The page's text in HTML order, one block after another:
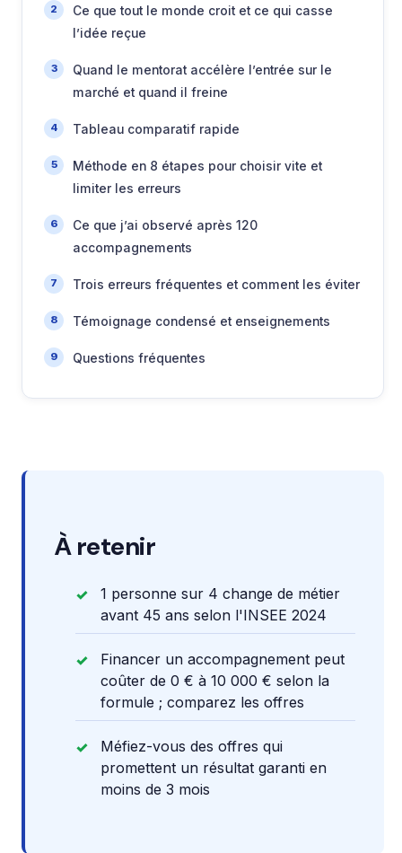
Ce que tout le monde croit et ce qui casse
l’idée reçue
Quand le mentorat accélère l’entrée sur le
marché et quand il freine
Tableau comparatif rapide
Méthode en 8 étapes pour choisir vite et
limiter les erreurs
Ce que j’ai observé après 120
accompagnements
Trois erreurs fréquentes et comment les éviter
Témoignage condensé et enseignements
Questions fréquentes
À retenir
1 personne sur 4 change de métier
avant 45 ans selon l'INSEE 2024
Financer un accompagnement peut
coûter de 0 € à 10 000 € selon la
formule ; comparez les offres
Méfiez-vous des offres qui
promettent un résultat garanti en
moins de 3 mois